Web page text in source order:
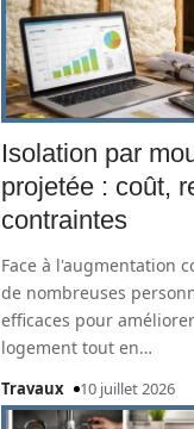
Isolation par
projetée : coût,
contraintes
Face à l'augmentation
de nombreuses
efficaces pour
logement tout en…
Travaux 10 juillet 2026